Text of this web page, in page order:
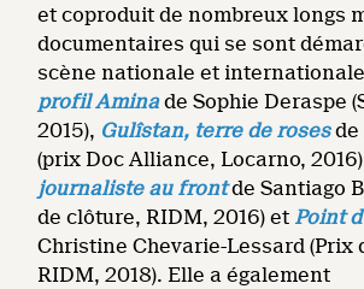
et coproduit de nombreux longs
documentaires qui se sont
scène nationale et
profil Aminade Sophie Deraspe
2015), Gulîstan, terre de rosesde
(prix Doc Alliance, Locarno,
journaliste au frontde Santiago
de clôture, RIDM, 2016) et Point
Christine Chevarie-Lessard (Prix
RIDM, 2018). Elle a également